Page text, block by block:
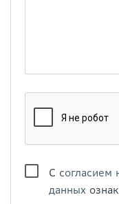
С согласием
данных